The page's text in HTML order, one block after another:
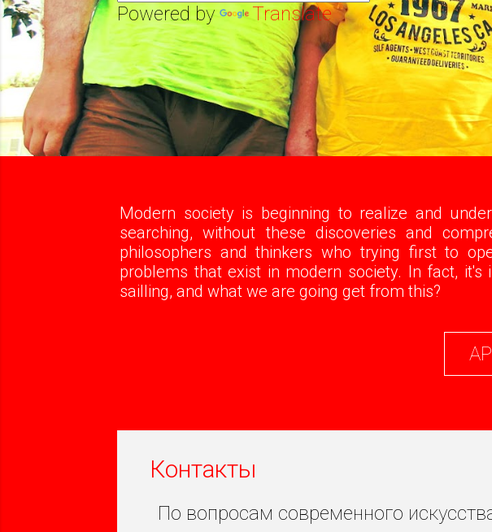
Powered by Translate
Modern society is beginning to realize and
searching, without these discoveries and
philosophers and thinkers who trying first to
problems that exist in modern society. In fact,
sailling, and what we are going get from this?
Контакты
По вопросам современного